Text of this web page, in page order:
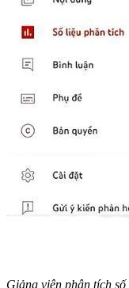
Giảng viên phân tích